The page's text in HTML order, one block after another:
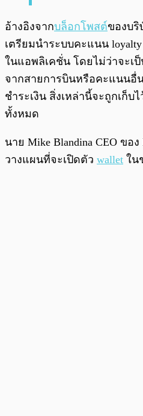
อ้างอิงจากบล็อกโพสต์ของบริ
เตรียมนำระบบคะแนน
ในแอพลิเคชั่น โดยไม่ว่าจะเ
จากสายการบินหรือคะแนนอื่
ชำระเงิน สิ่งเหล่านี้จะถูกเก็บ
ทั้งหมด
นาย Mike Blandina CEO ขอ
วางแผนที่จะเปิดตัว wallet ใน